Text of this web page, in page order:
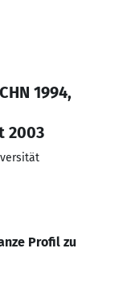
1994,
2003
Profil zu